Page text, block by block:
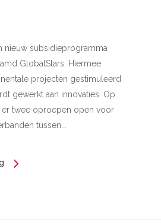
nieuw subsidieprogramma
GlobalStars. Hiermee
projecten gestimuleerd
gewerkt aan innovaties. Op
er twee oproepen open voor
tussen...